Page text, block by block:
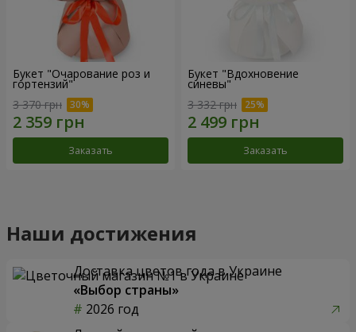
Букет "Очарование роз и
гортензий"
3 370 грн
Заказать
Букет "Вдохновение
синевы"
3 332 грн
Заказать
Наши достижения
Доставка цветов года в Украине
«Выбор страны»
2026 год